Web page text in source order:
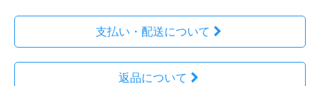
支払い・配送について
返品について